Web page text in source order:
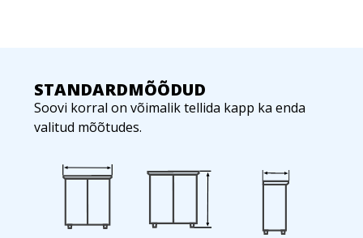
STANDARDMÕÕDUD
Soovi korral on võimalik tellida kapp ka enda
valitud mõõtudes.